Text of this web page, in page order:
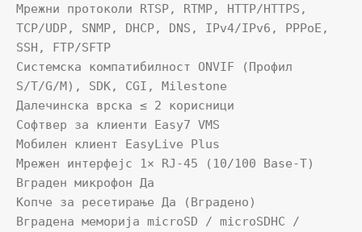
Мрежни протоколи RTSP, RTMP, HTTP/HTTPS,
TCP/UDP, SNMP, DHCP, DNS, IPv4/IPv6, PPPoE,
SSH, FTP/SFTP
Системска компатибилност ONVIF (Профил
S/T/G/M), SDK, CGI, Milestone
Далечинска врска ≤ 2 корисници
Софтвер за клиенти Easy7 VMS
Мобилен клиент EasyLive Plus
Мрежен интерфејс 1× RJ-45 (10/100 Base-T)
Вграден микрофон Да
Копче за ресетирање Да (Вградено)
Вградена меморија microSD / microSDHC /